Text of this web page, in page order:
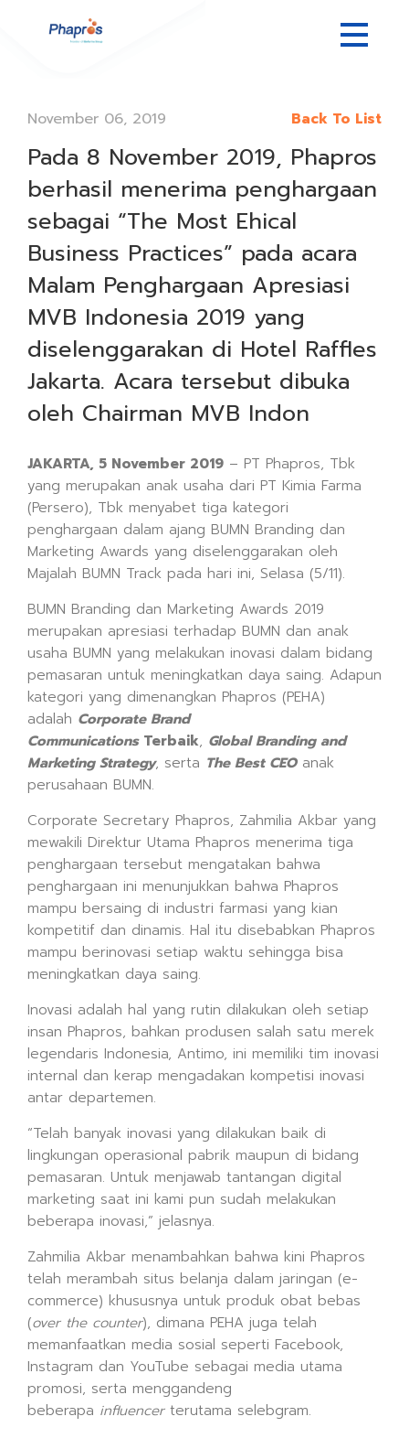
November 06, 2019 Back To List
Pada 8 November 2019, Phapros
berhasil menerima penghargaan
sebagai “The Most Ehical
Business Practices” pada acara
Malam Penghargaan Apresiasi
MVB Indonesia 2019 yang
diselenggarakan di Hotel Raffles
Jakarta. Acara tersebut dibuka
oleh Chairman MVB Indon
JAKARTA, 5 November 2019 – PT Phapros, Tbk
yang merupakan anak usaha dari PT Kimia Farma
(Persero), Tbk menyabet tiga kategori
penghargaan dalam ajang BUMN Branding dan
Marketing Awards yang diselenggarakan oleh
Majalah BUMN Track pada hari ini, Selasa (5/11).
BUMN Branding dan Marketing Awards 2019
merupakan apresiasi terhadap BUMN dan anak
usaha BUMN yang melakukan inovasi dalam bidang
pemasaran untuk meningkatkan daya saing. Adapun
kategori yang dimenangkan Phapros (PEHA)
adalah Corporate Brand
CommunicationsTerbaik, Global Branding and
Marketing Strategy, serta The Best CEOanak
perusahaan BUMN.
Corporate Secretary Phapros, Zahmilia Akbar yang
mewakili Direktur Utama Phapros menerima tiga
penghargaan tersebut mengatakan bahwa
penghargaan ini menunjukkan bahwa Phapros
mampu bersaing di industri farmasi yang kian
kompetitif dan dinamis. Hal itu disebabkan Phapros
mampu berinovasi setiap waktu sehingga bisa
meningkatkan daya saing.
Inovasi adalah hal yang rutin dilakukan oleh setiap
insan Phapros, bahkan produsen salah satu merek
legendaris Indonesia, Antimo, ini memiliki tim inovasi
internal dan kerap mengadakan kompetisi inovasi
antar departemen.
“Telah banyak inovasi yang dilakukan baik di
lingkungan operasional pabrik maupun di bidang
pemasaran. Untuk menjawab tantangan digital
marketing saat ini kami pun sudah melakukan
beberapa inovasi,” jelasnya.
Zahmilia Akbar menambahkan bahwa kini Phapros
telah merambah situs belanja dalam jaringan (e-
commerce) khususnya untuk produk obat bebas
(over the counter), dimana PEHA juga telah
memanfaatkan media sosial seperti Facebook,
Instagram dan YouTube sebagai media utama
promosi, serta menggandeng
beberapa influencerterutama selebgram.